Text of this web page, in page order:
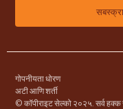
गोपनीयता धोरण
अटी आणि शर्ती
© कॉपीराइट सेल्को २०२५. सर्व हक्क